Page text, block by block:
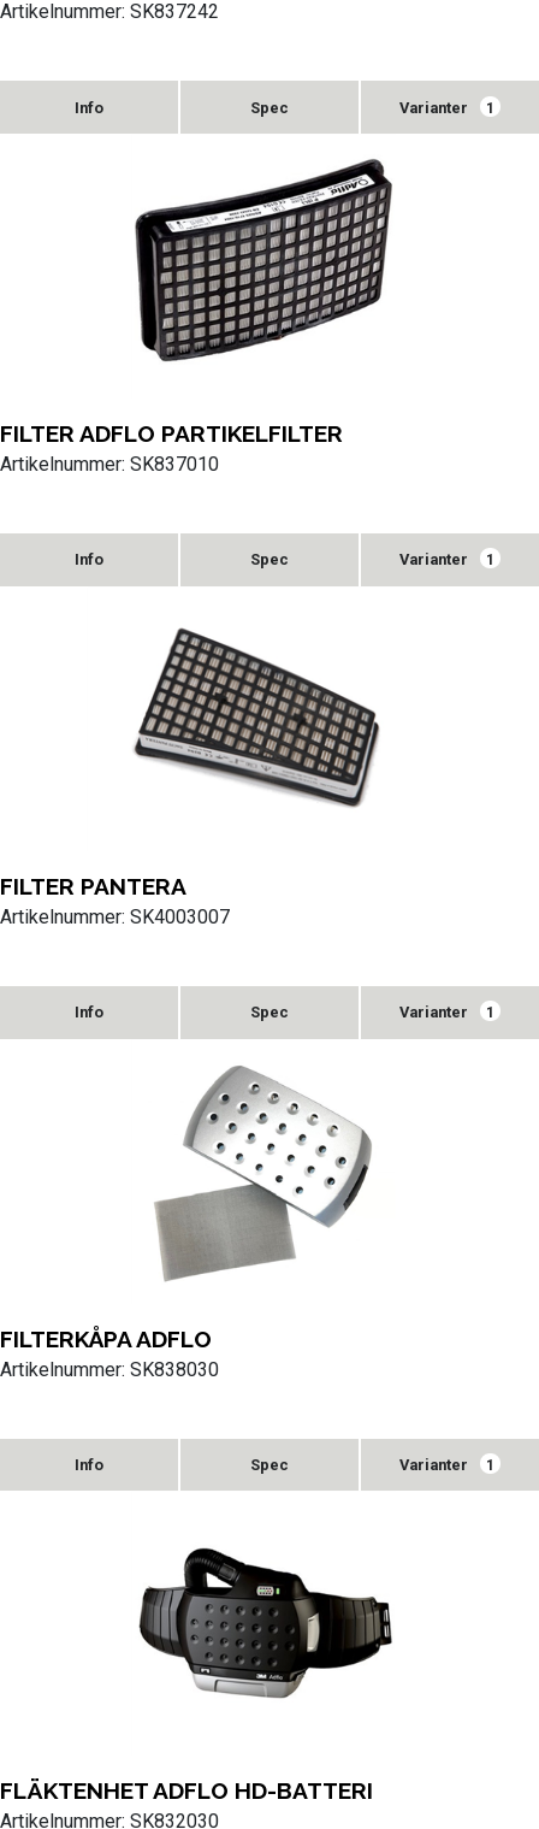
Artikelnummer: SK837242
Varianter 1
FILTER ADFLO PARTIKELFILTER
Artikelnummer: SK837010
Varianter 1
FILTER PANTERA
Artikelnummer: SK4003007
Varianter 1
FILTERKÅPA ADFLO
Artikelnummer: SK838030
Varianter 1
FLÄKTENHET ADFLO HD-BATTERI
Artikelnummer: SK832030